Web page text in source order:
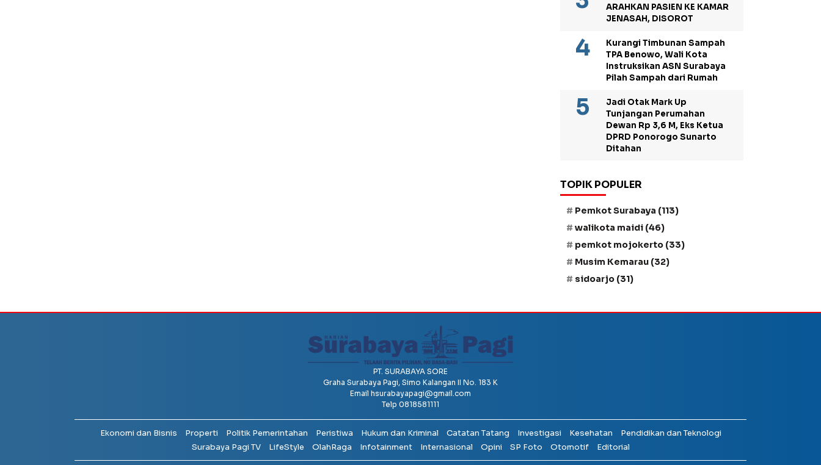
ARAHKAN PASIEN KE KAMAR
JENASAH, DISOROT
Kurangi Timbunan Sampah
TPA Benowo, Wali Kota
Instruksikan ASN Surabaya
Pilah Sampah dari Rumah
Jadi Otak Mark Up
Tunjangan Perumahan
Dewan Rp 3,6 M, Eks Ketua
DPRD Ponorogo Sunarto
Ditahan
TOPIK POPULER
Pemkot Surabaya (113)
walikota maidi (46)
pemkot mojokerto (33)
Musim Kemarau (32)
sidoarjo (31)
PT. SURABAYA SORE
Graha Surabaya Pagi, Simo Kalangan II No. 183 K
Email hsurabayapagi@gmail.com
Telp 0818581111
Ekonomi dan Bisnis Properti Politik Pemerintahan Peristiwa Hukum dan Kriminal Catatan Tatang Investigasi Kesehatan
Pendidikan dan Teknologi
Surabaya Pagi TV
LifeStyle OlahRaga Infotainment Internasional Opini SP Foto Otomotif Editorial